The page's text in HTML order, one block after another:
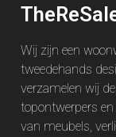
Wij zijn een
tweedehands
verzamelen wij
topontwerpers
van meubels,